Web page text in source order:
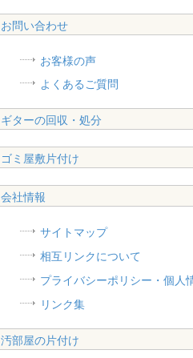
お問い合わせ
お客様の声
よくあるご質問
ギターの回収・処分
ゴミ屋敷片付け
会社情報
サイトマップ
相互リンクについて
プライバシーポリシー・個人
リンク集
汚部屋の片付け